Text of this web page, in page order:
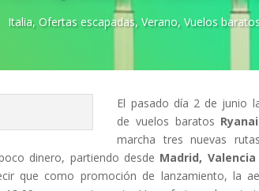
Italia, Ofertas escapadas, Verano, Vuelos
El pasado día 2 de junio
de vuelos baratos
marcha tres nuevas
dinero, partiendo desde Madrid,
que como promoción de lanzamiento, la